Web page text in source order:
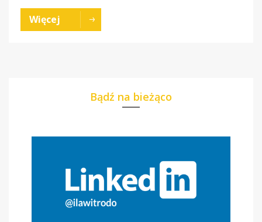
Więcej
Bądź na bieżąco